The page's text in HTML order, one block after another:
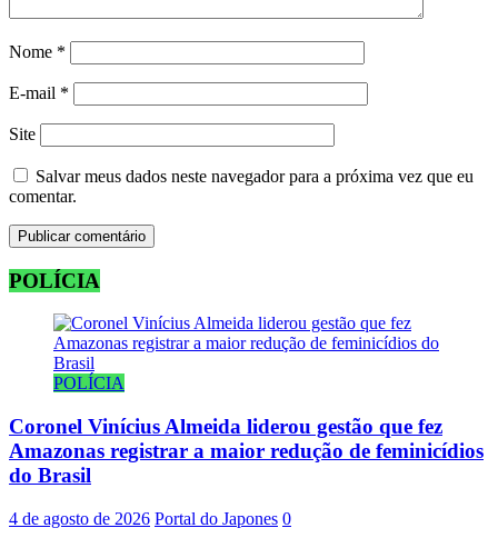
Nome *
E-mail *
Site
Salvar meus dados neste navegador para a próxima vez que eu
comentar.
POLÍCIA
POLÍCIA
Coronel Vinícius Almeida liderou gestão que fez
Amazonas registrar a maior redução de feminicídios
do Brasil
4 de agosto de 2026 Portal do Japones 0